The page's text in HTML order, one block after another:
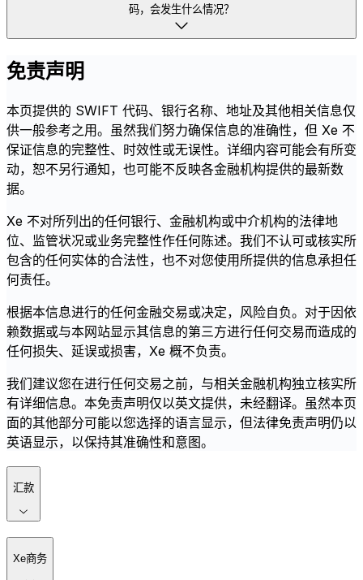
码，会发生什么情况？
免责声明
本页提供的 SWIFT 代码、银行名称、地址及其他相关信息仅
供一般参考之用。虽然我们努力确保信息的准确性，但 Xe 不
保证信息的完整性、时效性或无误性。详细内容可能会有所变
动，恕不另行通知，也可能不反映各金融机构提供的最新数
据。
Xe 不对所列出的任何银行、金融机构或中介机构的法律地
位、监管状况或业务完整性作任何陈述。我们不认可或核实所
包含的任何实体的合法性，也不对您使用所提供的信息承担任
何责任。
根据本信息进行的任何金融交易或决定，风险自负。对于因依
赖数据或与本网站显示其信息的第三方进行任何交易而造成的
任何损失、延误或损害，Xe 概不负责。
我们建议您在进行任何交易之前，与相关金融机构独立核实所
有详细信息。本免责声明仅以英文提供，未经翻译。虽然本页
面的其他部分可能以您选择的语言显示，但法律免责声明仍以
英语显示，以保持其准确性和意图。
汇款
Xe商务